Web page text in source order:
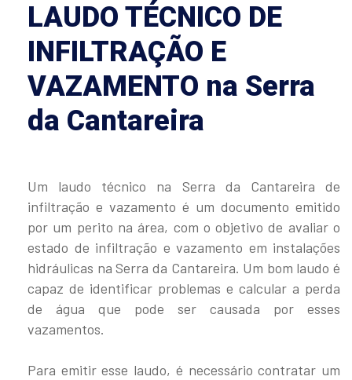
LAUDO TÉCNICO DE
INFILTRAÇÃO E
VAZAMENTO na Serra
da Cantareira
Um laudo técnico na Serra da Cantareira de
infiltração e vazamento é um documento emitido
por um perito na área, com o objetivo de avaliar o
estado de infiltração e vazamento em instalações
hidráulicas na Serra da Cantareira. Um bom laudo é
capaz de identificar problemas e calcular a perda
de água que pode ser causada por esses
vazamentos.
Para emitir esse laudo, é necessário contratar um